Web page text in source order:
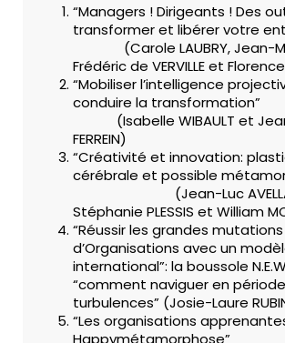
“Managers ! Dirigeants ! Des
transformer et libérer votre
(Carole LAUBRY, Jean-
Frédéric de VERVILLE et
“Mobiliser l’intelligence
conduire la
(Isabelle WIBAULT et
FERREIN)
“Créativité et innovation:
cérébrale et possible
(Jean-Luc AVELLA-
Stéphanie PLESSIS et William
“Réussir les grandes mutations
d’Organisations avec un
international”: la boussole
“comment naviguer en
turbulences” (Josie-Laure
“Les organisations